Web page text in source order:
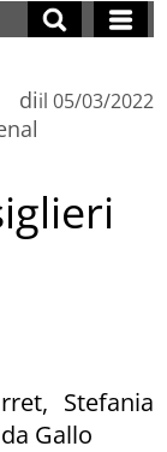
diil 05/03/2022
Stefania
Gallo